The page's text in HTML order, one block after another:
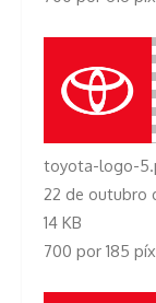
toyota-logo-
22 de outubro
14 KB
700 por 185